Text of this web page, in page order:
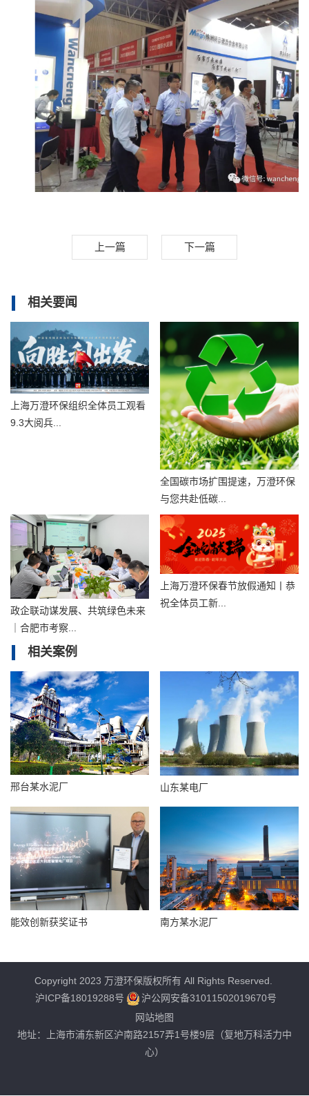
上一篇 下一篇
相关要闻
上海万澄环保组织全体员工观看
9.3大阅兵...
全国碳市场扩围提速，万澄环保
与您共赴低碳...
政企联动谋发展、共筑绿色未来
｜合肥市考察...
上海万澄环保春节放假通知丨恭
祝全体员工新...
相关案例
邢台某水泥厂 山东某电厂
能效创新获奖证书 南方某水泥厂
Copyright 2023 万澄环保版权所有 All Rights Reserved.
沪ICP备18019288号
沪公网安备31011502019670号
网站地图
地址：上海市浦东新区沪南路2157弄1号楼9层（复地万科活力中
心）